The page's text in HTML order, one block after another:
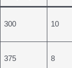
300 10
375 8